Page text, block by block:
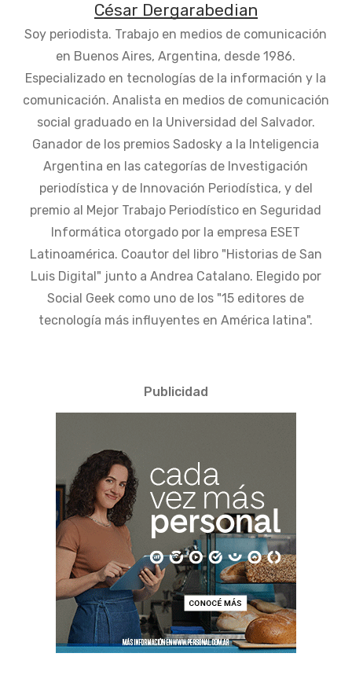
César Dergarabedian
Soy periodista. Trabajo en medios de comunicación
en Buenos Aires, Argentina, desde 1986.
Especializado en tecnologías de la información y la
comunicación. Analista en medios de comunicación
social graduado en la Universidad del Salvador.
Ganador de los premios Sadosky a la Inteligencia
Argentina en las categorías de Investigación
periodística y de Innovación Periodística, y del
premio al Mejor Trabajo Periodístico en Seguridad
Informática otorgado por la empresa ESET
Latinoamérica. Coautor del libro "Historias de San
Luis Digital" junto a Andrea Catalano. Elegido por
Social Geek como uno de los "15 editores de
tecnología más influyentes en América latina".
Publicidad